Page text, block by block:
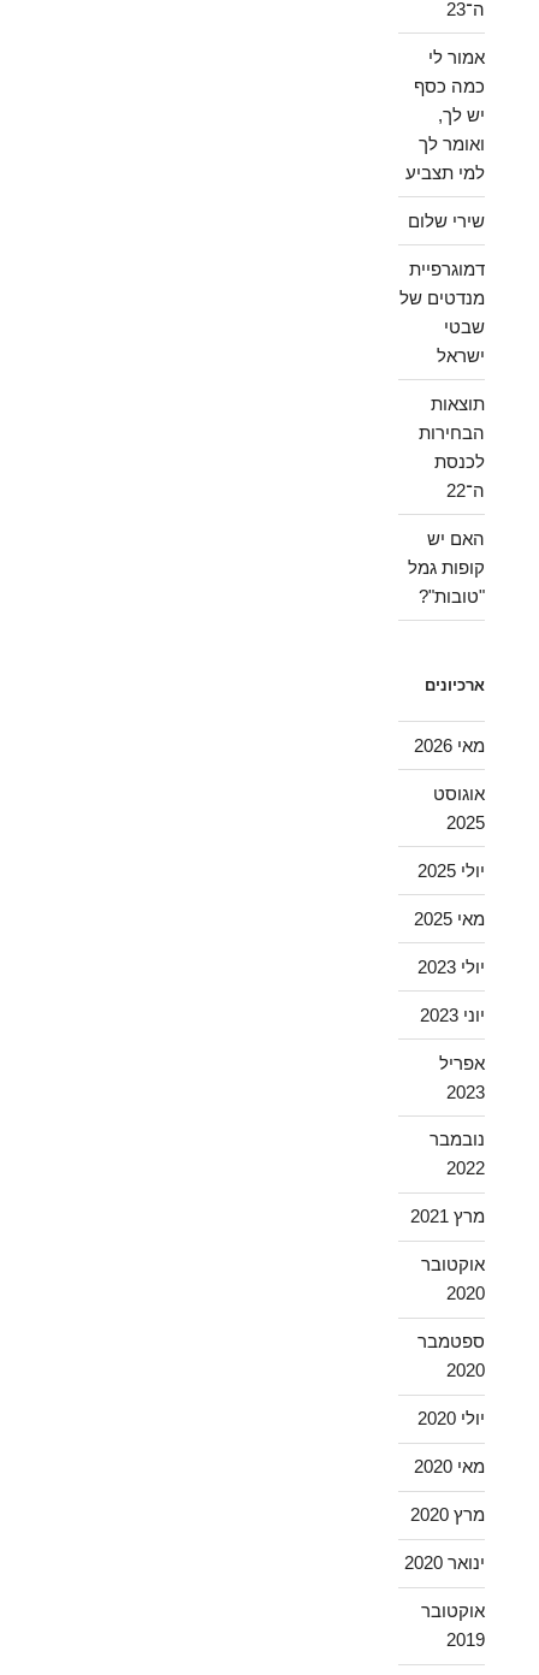
ה־23
אמור לי
כמה כסף
יש לך,
ואומר לך
למי תצביע
שירי שלום
דמוגרפיית
מנדטים של
שבטי
ישראל
תוצאות
הבחירות
לכנסת
ה־22
האם יש
קופות גמל
"טובות"?
ארכיונים
מאי 2026
אוגוסט
2025
יולי 2025
מאי 2025
יולי 2023
יוני 2023
אפריל
2023
נובמבר
2022
מרץ 2021
אוקטובר
2020
ספטמבר
2020
יולי 2020
מאי 2020
מרץ 2020
ינואר 2020
אוקטובר
2019